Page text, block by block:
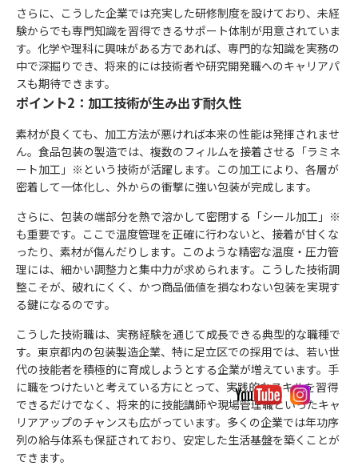
さらに、こうした企業では充実した研修制度を設けており、未経
験からでも専門知識を習得できるサポート体制が用意されていま
す。化学や理科に興味がある方であれば、専門的な知識を実務の
中で深掘りでき、将来的には技術者や研究開発職へのキャリアパ
スも期待できます。
ポイント2：加工技術が生み出す耐久性
素材が良くても、加工方法が悪ければ本来の性能は発揮されませ
ん。食品包装の製造では、複数のフィルムを接着させる「ラミネ
ート加工」※という技術が活躍します。この加工により、各層が
密着して一体化し、外からの衝撃に強い包装が完成します。
さらに、包装の端部分を熱で溶かして密閉する「シール加工」※
も重要です。ここで温度管理を正確に行わないと、接着が甘くな
ったり、素材が傷んだりします。このような精密な温度・圧力管
理には、細かい調整力と集中力が求められます。こうした技術調
整こそが、破れにくく、かつ商品価値を損なわない包装を実現す
る鍵になるのです。
こうした技術職は、実務経験を通じて成長できる典型的な職種で
す。東京都内の包装製造企業、特に足立区での採用では、若い世
代の技能者を積極的に育成しようとする企業が増えています。手
に職をつけたいと考えている方にとって、実践的なスキルを習得
できるだけでなく、将来的に技能講師や現場管理職といったキャ
リアアップのチャンスも広がっています。多くの企業では年功序
列の給与体系も保証されており、安定した生活基盤を築くことが
できます。